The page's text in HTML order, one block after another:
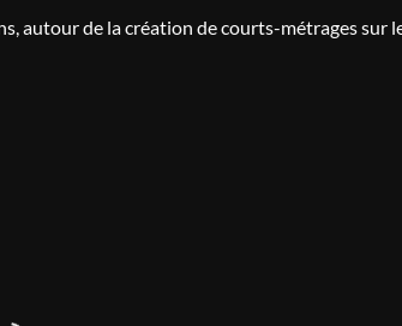
autour de la création de courts-métrages sur